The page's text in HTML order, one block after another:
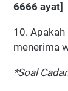
6666 ayat]
10.
menerima
*Soal